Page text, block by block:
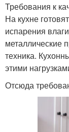
Требования к
На кухне
испарения
металлические
техника.
этими
Отсюда